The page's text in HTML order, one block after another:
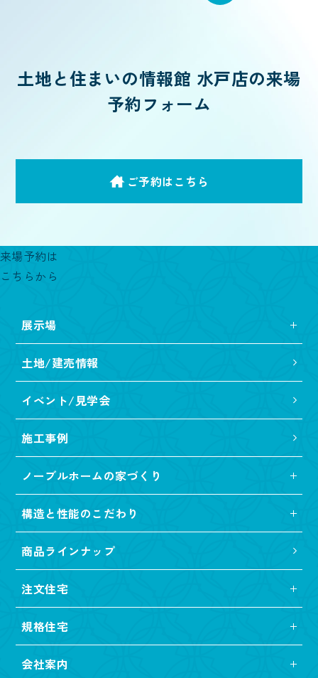
土地と住まいの情報館 水戸店の来場
予約フォーム
ご予約はこちら
来場予約は
こちらから
展示場
土地/建売情報
イベント/見学会
施工事例
ノーブルホームの家づくり
構造と性能のこだわり
商品ラインナップ
注文住宅
規格住宅
会社案内